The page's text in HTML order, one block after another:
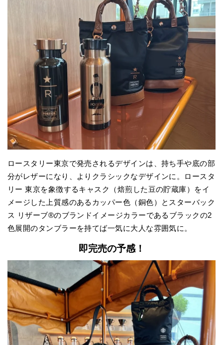
ロースタリー東京で発売されるデザインは、持ち手や底の部
分がレザーになり、よりクラシックなデザインに。ロースタ
リー 東京を象徴するキャスク（焙煎した豆の貯蔵庫）をイ
メージした上質感のあるカッパー色（銅色）とスターバック
ス リザーブ®のブランドイメージカラーであるブラックの2
色展開のタンブラーを持てば一気に大人な雰囲気に。
即完売の予感！